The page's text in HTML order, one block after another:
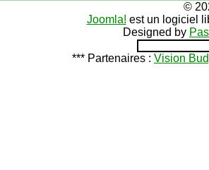
©
Joomla! est un logiciel
Designed by
*** Partenaires : Vision